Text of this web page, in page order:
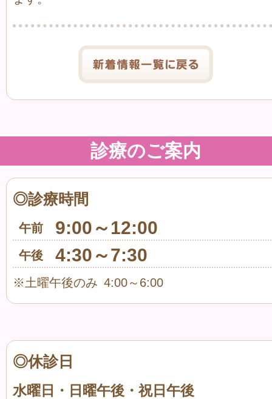
診療のご案内
◎診療時間
午前 9:00～12:00
午後 4:30～7:30
※土曜午後のみ 4:00～6:00
◎休診日
水曜日・日曜午後・祝日午後